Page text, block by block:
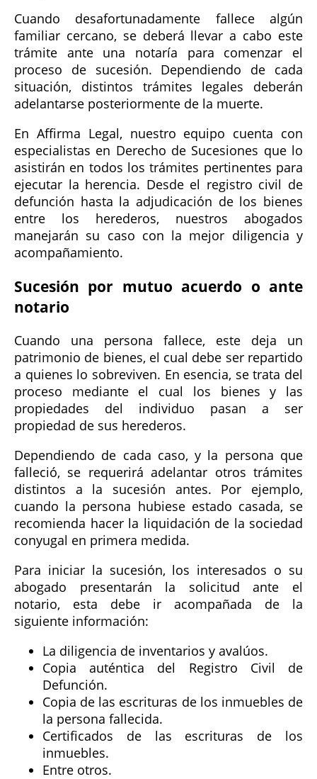
Cuando desafortunadamente fallece algún
familiar cercano, se deberá llevar a cabo este
trámite ante una notaría para comenzar el
proceso de sucesión. Dependiendo de cada
situación, distintos trámites legales deberán
adelantarse posteriormente de la muerte.
En Affirma Legal, nuestro equipo cuenta con
especialistas en Derecho de Sucesiones que lo
asistirán en todos los trámites pertinentes para
ejecutar la herencia. Desde el registro civil de
defunción hasta la adjudicación de los bienes
entre los herederos, nuestros abogados
manejarán su caso con la mejor diligencia y
acompañamiento.
Sucesión por mutuo acuerdo o ante
notario
Cuando una persona fallece, este deja un
patrimonio de bienes, el cual debe ser repartido
a quienes lo sobreviven. En esencia, se trata del
proceso mediante el cual los bienes y las
propiedades del individuo pasan a ser
propiedad de sus herederos.
Dependiendo de cada caso, y la persona que
falleció, se requerirá adelantar otros trámites
distintos a la sucesión antes. Por ejemplo,
cuando la persona hubiese estado casada, se
recomienda hacer la liquidación de la sociedad
conyugal en primera medida.
Para iniciar la sucesión, los interesados o su
abogado presentarán la solicitud ante el
notario, esta debe ir acompañada de la
siguiente información:
La diligencia de inventarios y avalúos.
Copia auténtica del Registro Civil de
Defunción.
Copia de las escrituras de los inmuebles de
la persona fallecida.
Certificados de las escrituras de los
inmuebles.
Entre otros.